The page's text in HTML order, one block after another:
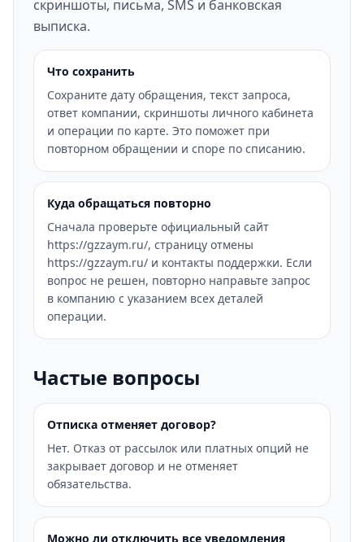
скриншоты, письма, SMS и банковская
выписка.
Что сохранить
Сохраните дату обращения, текст запроса,
ответ компании, скриншоты личного кабинета
и операции по карте. Это поможет при
повторном обращении и споре по списанию.
Куда обращаться повторно
Сначала проверьте официальный сайт
https://gzzaym.ru/, страницу отмены
https://gzzaym.ru/ и контакты поддержки. Если
вопрос не решен, повторно направьте запрос
в компанию с указанием всех деталей
операции.
Частые вопросы
Отписка отменяет договор?
Нет. Отказ от рассылок или платных опций не
закрывает договор и не отменяет
обязательства.
Можно ли отключить все уведомления